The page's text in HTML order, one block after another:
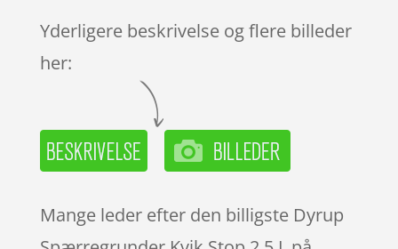
Yderligere beskrivelse og flere billeder
her:
Mange leder efter den billigste Dyrup